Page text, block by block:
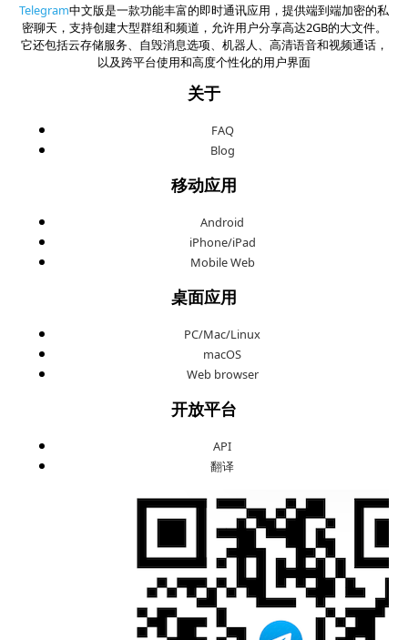
Telegram中文版是一款功能丰富的即时通讯应用，提供端到端加密的私
密聊天，支持创建大型群组和频道，允许用户分享高达2GB的大文件。
它还包括云存储服务、自毁消息选项、机器人、高清语音和视频通话，
以及跨平台使用和高度个性化的用户界面
关于
FAQ
Blog
移动应用
Android
iPhone/iPad
Mobile Web
桌面应用
PC/Mac/Linux
macOS
Web browser
开放平台
API
翻译